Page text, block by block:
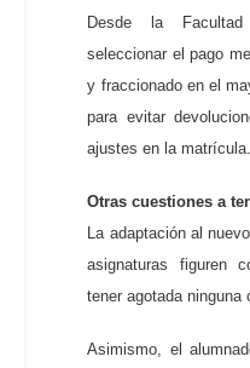
Desde la
seleccionar el pago
y fraccionado en el
para evitar
ajustes en la matrícula.
Otras cuestiones a
La adaptación al
asignaturas figuren
tener agotada ninguna
Asimismo, el